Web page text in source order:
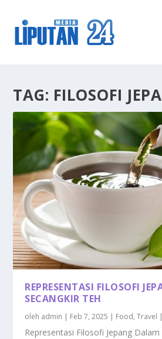
TAG: FILOSOFI
REPRESENTASI FILOSOFI
SECANGKIR TEH
oleh admin | Feb 7, 2025 | Food,Travel |
Representasi Filosofi Jepang